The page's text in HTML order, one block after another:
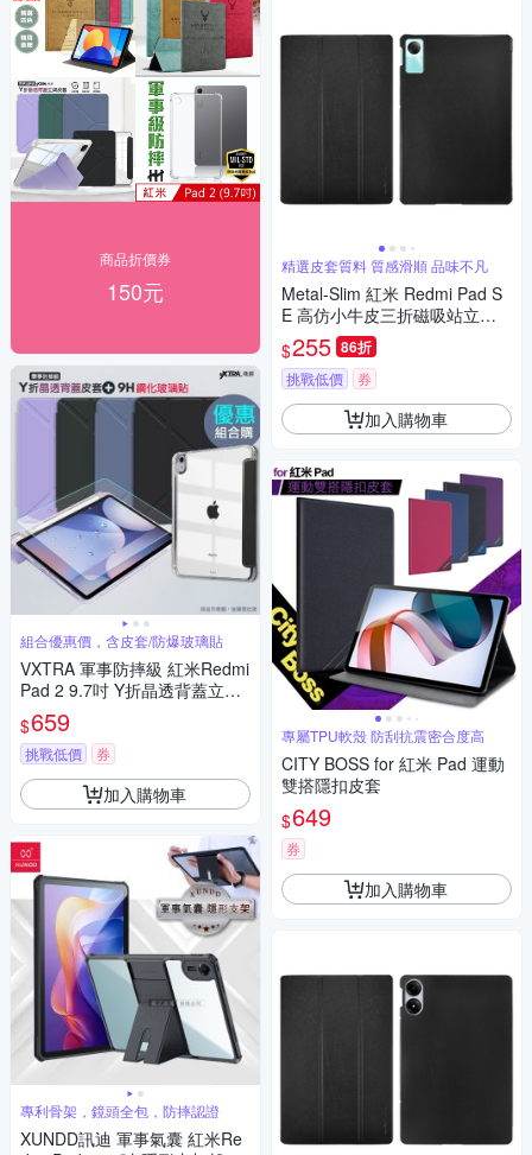
商品折價券
150元
組合優惠價，含皮套/防爆玻璃貼
VXTRA 軍事防摔級 紅米Redmi
Pad 2 9.7吋 Y折晶透背蓋立架
皮套+9H玻璃貼(合購價)
$659
挑戰低價 券
加入購物車
專利骨架，鏡頭全包，防摔認證
XUNDD訊迪 軍事氣囊 紅米Re
精選皮套質料 質感滑順 品味不凡
Metal-Slim 紅米 Redmi Pad S
E 高仿小牛皮三折磁吸站立皮
套
$255 86折
挑戰低價 券
加入購物車
專屬TPU軟殼 防刮抗震密合度高
CITY BOSS for 紅米 Pad 運動
雙搭隱扣皮套
$649
券
加入購物車